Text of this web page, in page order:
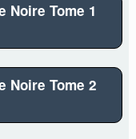
Noire Tome 1
Noire Tome 2